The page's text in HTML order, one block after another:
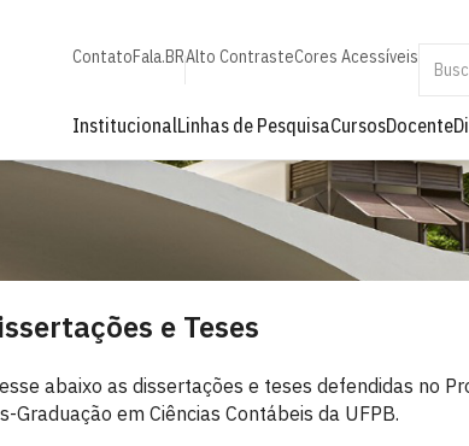
ContatoFala.BRAlto ContrasteCores Acessíveis
InstitucionalLinhas de PesquisaCursosDocente
e Teses
abaixo as dissertações e teses defendidas no
Graduação em Ciências Contábeis da UFPB.